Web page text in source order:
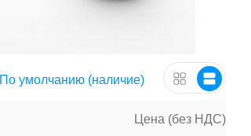
По умолчанию (наличие)
Цена (без НДС)